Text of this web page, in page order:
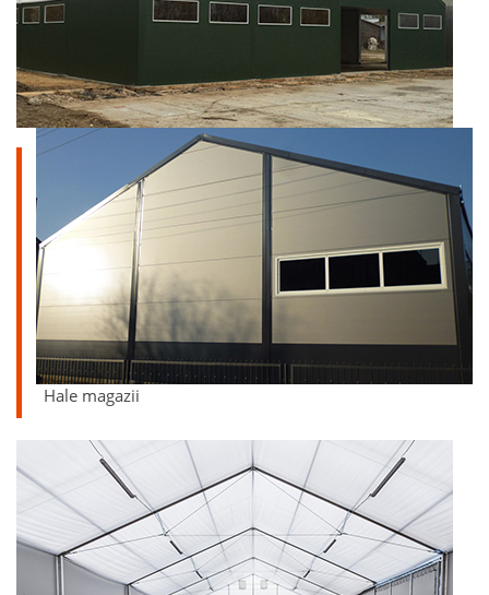
Hale magazii